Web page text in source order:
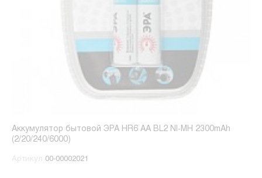
Аккумулятор бытовой ЭРА HR6 AA BL2 NI-MH 2300mAh
(2/20/240/6000)
Артикул 00-00002021